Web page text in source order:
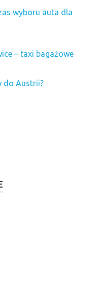
wyboru auta dla
– taxi bagażowe
do Austrii?